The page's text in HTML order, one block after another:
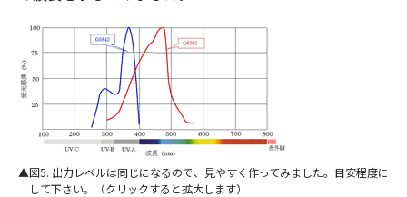
図5. 出力レベルは同じになるので、見やすく作ってみました。目安程度に
して下さい。（クリックすると拡大します）